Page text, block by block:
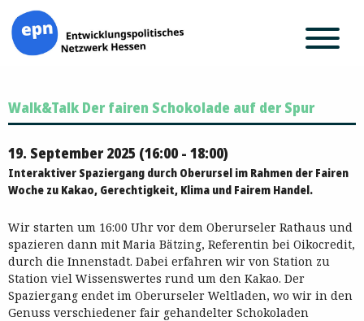
Inhalt
springen
Walk&Talk Der fairen Schokolade auf der Spur
19. September 2025 (16:00 - 18:00)
Interaktiver Spaziergang durch Oberursel im Rahmen der Fairen
Woche zu Kakao, Gerechtigkeit, Klima und Fairem Handel.
Wir starten um 16:00 Uhr vor dem Oberurseler Rathaus und
spazieren dann mit Maria Bätzing, Referentin bei Oikocredit,
durch die Innenstadt. Dabei erfahren wir von Station zu
Station viel Wissenswertes rund um den Kakao. Der
Spaziergang endet im Oberurseler Weltladen, wo wir in den
Genuss verschiedener fair gehandelter Schokoladen